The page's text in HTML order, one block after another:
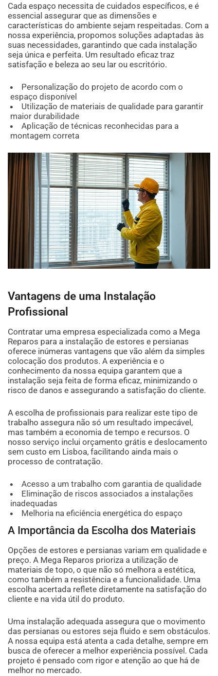
Cada espaço necessita de cuidados específicos, e é
essencial assegurar que as dimensões e
características do ambiente sejam respeitadas. Com a
nossa experiência, propomos soluções adaptadas às
suas necessidades, garantindo que cada instalação
seja única e perfeita. Um resultado eficaz traz
satisfação e beleza ao seu lar ou escritório.
Personalização do projeto de acordo com o
espaço disponível
Utilização de materiais de qualidade para garantir
maior durabilidade
Aplicação de técnicas reconhecidas para a
montagem correta
Vantagens de uma Instalação
Profissional
Contratar uma empresa especializada como a Mega
Reparos para a instalação de estores e persianas
oferece inúmeras vantagens que vão além da simples
colocação dos produtos. A experiência e o
conhecimento da nossa equipa garantem que a
instalação seja feita de forma eficaz, minimizando o
risco de danos e assegurando a satisfação do cliente.
A escolha de profissionais para realizar este tipo de
trabalho assegura não só um resultado impecável,
mas também a economia de tempo e recursos. O
nosso serviço inclui orçamento grátis e deslocamento
sem custo em Lisboa, facilitando ainda mais o
processo de contratação.
Acesso a um trabalho com garantia de qualidade
Eliminação de riscos associados a instalações
inadequadas
Melhoria na eficiência energética do espaço
A Importância da Escolha dos Materiais
Opções de estores e persianas variam em qualidade e
preço. A Mega Reparos prioriza a utilização de
materiais de topo, o que não só melhora a estética,
como também a resistência e a funcionalidade. Uma
escolha acertada reflete diretamente na satisfação do
cliente e na vida útil do produto.
Uma instalação adequada assegura que o movimento
das persianas ou estores seja fluido e sem obstáculos.
A nossa equipa está atenta a cada detalhe, sempre em
busca de oferecer a melhor experiência possível. Cada
projeto é pensado com rigor e atenção ao que há de
melhor no mercado.